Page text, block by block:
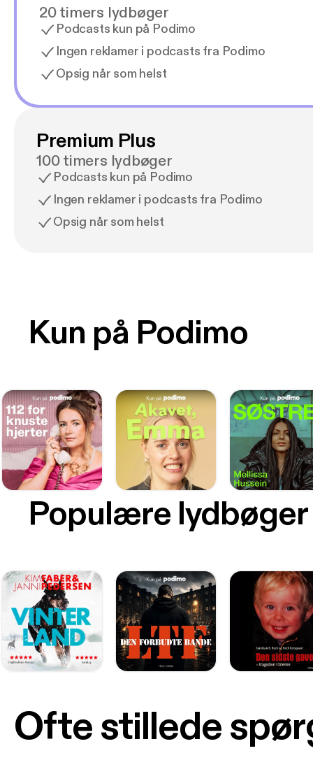
20 timers lydbøger
Podcasts kun på Podimo
Ingen reklamer i podcasts fra Podimo
Opsig når som helst
Premium Plus
100 timers lydbøger
Podcasts kun på Podimo
Ingen reklamer i podcasts fra Podimo
Opsig når som helst
Kun på Podimo
Populære lydbøger
Ofte stillede